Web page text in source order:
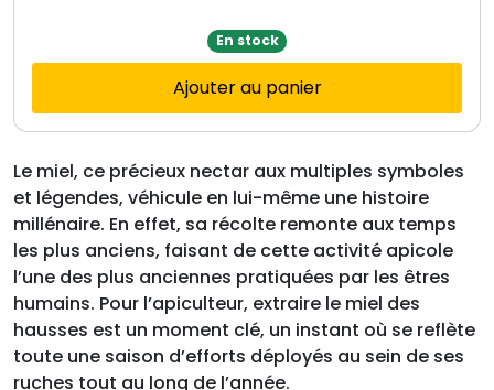
En stock
Ajouter au panier
Le miel, ce précieux nectar aux multiples symboles
et légendes, véhicule en lui-même une histoire
millénaire. En effet, sa récolte remonte aux temps
les plus anciens, faisant de cette activité apicole
l’une des plus anciennes pratiquées par les êtres
humains. Pour l’apiculteur, extraire le miel des
hausses est un moment clé, un instant où se reflète
toute une saison d’efforts déployés au sein de ses
ruches tout au long de l’année.